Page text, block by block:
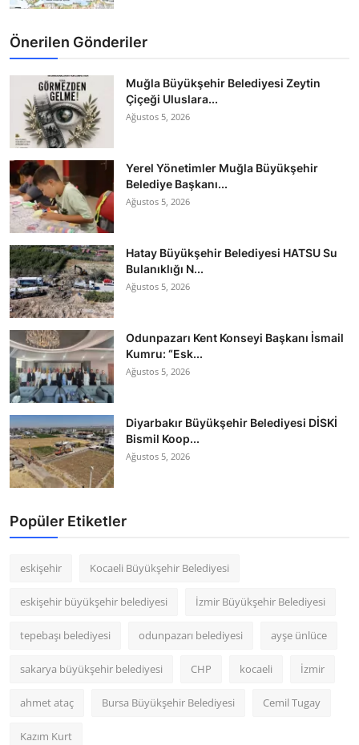
Önerilen Gönderiler
Muğla Büyükşehir Belediyesi Zeytin
Çiçeği Uluslara...
Ağustos 5, 2026
Yerel Yönetimler Muğla Büyükşehir
Belediye Başkanı...
Ağustos 5, 2026
Hatay Büyükşehir Belediyesi HATSU Su
Bulanıklığı N...
Ağustos 5, 2026
Odunpazarı Kent Konseyi Başkanı İsmail
Kumru: “Esk...
Ağustos 5, 2026
Diyarbakır Büyükşehir Belediyesi DİSKİ
Bismil Koop...
Ağustos 5, 2026
Popüler Etiketler
eskişehir Kocaeli Büyükşehir Belediyesi
eskişehir büyükşehir belediyesi İzmir Büyükşehir Belediyesi
tepebaşı belediyesi odunpazarı belediyesi ayşe ünlüce
sakarya büyükşehir belediyesi CHP kocaeli İzmir
ahmet ataç Bursa Büyükşehir Belediyesi Cemil Tugay
Kazım Kurt